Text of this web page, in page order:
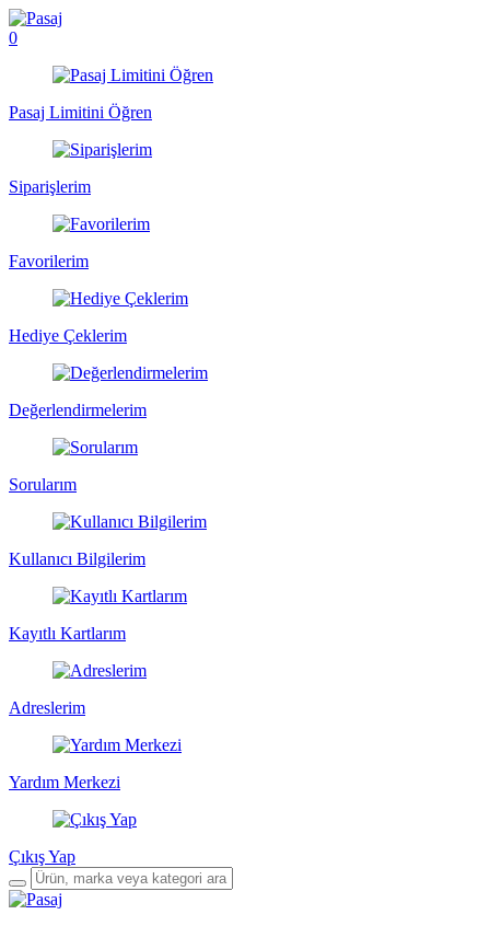
0
Pasaj Limitini Öğren
Siparişlerim
Favorilerim
Hediye Çeklerim
Değerlendirmelerim
Sorularım
Kullanıcı Bilgilerim
Kayıtlı Kartlarım
Adreslerim
Yardım Merkezi
Çıkış Yap